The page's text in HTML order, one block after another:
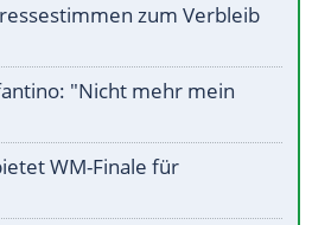
zum Verbleib
"Nicht mehr mein
WM-Finale für